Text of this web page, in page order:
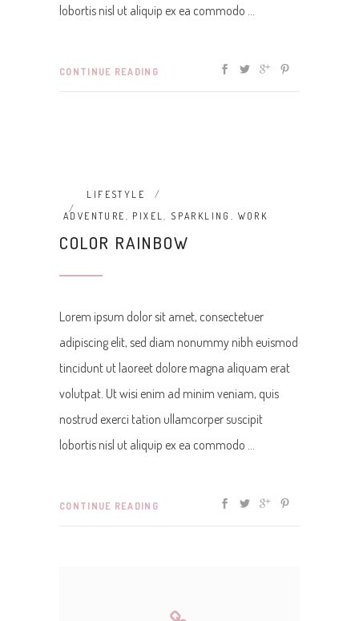
lobortis nisl ut aliquip ex ea commodo
CONTINUE READING
LIFESTYLE
ADVENTURE , PIXEL, SPARKLING , WORK
COLOR RAINBOW
Lorem ipsum dolor sit amet, consectetuer
adipiscing elit, sed diam nonummy nibh euismod
tincidunt ut laoreet dolore magna aliquam erat
volutpat. Ut wisi enim ad minim veniam, quis
nostrud exerci tation ullamcorper suscipit
lobortis nisl ut aliquip ex ea commodo
CONTINUE READING